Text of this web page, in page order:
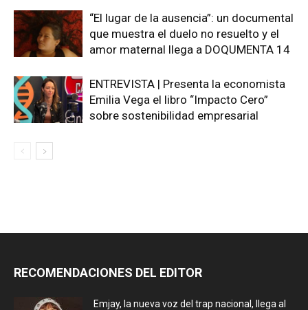
“El lugar de la ausencia”: un documental
que muestra el duelo no resuelto y el
amor maternal llega a DOQUMENTA 14
ENTREVISTA | Presenta la economista
Emilia Vega el libro “Impacto Cero”
sobre sostenibilidad empresarial
RECOMENDACIONES DEL EDITOR
Emjay, la nueva voz del trap nacional, llega al